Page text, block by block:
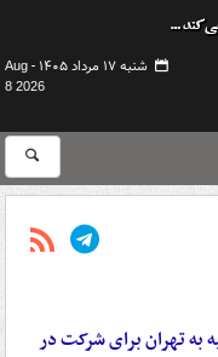
شنبه ۱۷ مرداد ۱۴۰۵ -
Aug
8 2026
به تهران برای شرکت در